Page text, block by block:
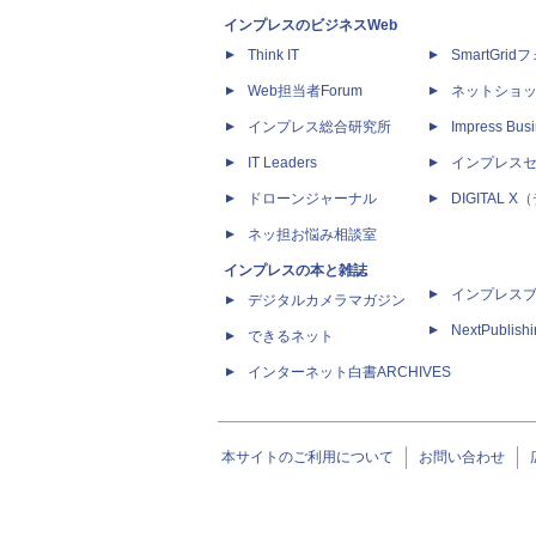
インプレスのビジネスWeb
Think IT
Web担当者Forum
インプレス総合研究所
IT Leaders
ドローンジャーナル
ネッ担お悩み相談室
インプレスの本と雑誌
デジタルカメラマガジン
できるネット
インターネット白書ARCHIVES
SmartGridフ
ネットショ
Impress
インプレス
DIGITAL X（
インプレス
本サイトのご利用について お問い合わせ